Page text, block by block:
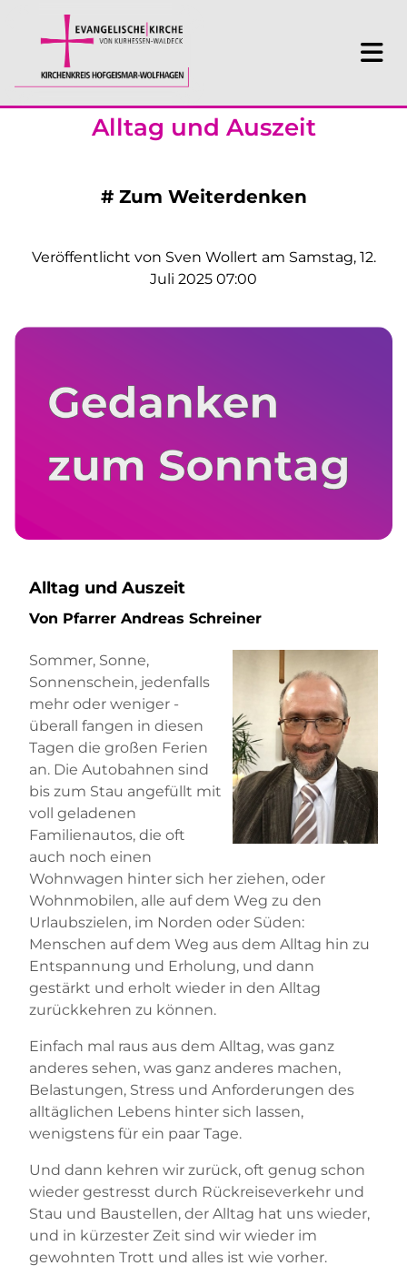
Alltag und Auszeit
# Zum Weiterdenken
Veröffentlicht von Sven Wollert am Samstag, 12.
Juli 2025 07:00
Alltag und Auszeit
Von Pfarrer Andreas Schreiner
Sommer, Sonne,
Sonnenschein, jedenfalls
mehr oder weniger -
überall fangen in diesen
Tagen die großen Ferien
an. Die Autobahnen sind
bis zum Stau angefüllt mit
voll geladenen
Familienautos, die oft
auch noch einen
Wohnwagen hinter sich her ziehen, oder
Wohnmobilen, alle auf dem Weg zu den
Urlaubszielen, im Norden oder Süden:
Menschen auf dem Weg aus dem Alltag hin zu
Entspannung und Erholung, und dann
gestärkt und erholt wieder in den Alltag
zurückkehren zu können.
Einfach mal raus aus dem Alltag, was ganz
anderes sehen, was ganz anderes machen,
Belastungen, Stress und Anforderungen des
alltäglichen Lebens hinter sich lassen,
wenigstens für ein paar Tage.
Und dann kehren wir zurück, oft genug schon
wieder gestresst durch Rückreiseverkehr und
Stau und Baustellen, der Alltag hat uns wieder,
und in kürzester Zeit sind wir wieder im
gewohnten Trott und alles ist wie vorher.